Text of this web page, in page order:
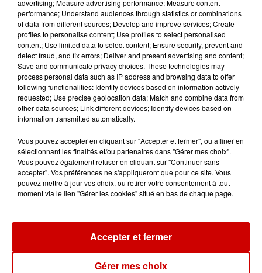
Le Duel - Gagnez vos entrées
pour le parc animalier de votre
choix !
Destination Vacances - Gagnez
votre séjour en famille au cœur
Kelly Massol, figure
emblématique de
l'entrepreneuriat féminin
advertising; Measure advertising performance; Measure content
performance; Understand audiences through statistics or combinations
of data from different sources; Develop and improve services; Create
profiles to personalise content; Use profiles to select personalised
content; Use limited data to select content; Ensure security, prevent and
detect fraud, and fix errors; Deliver and present advertising and content;
Save and communicate privacy choices. These technologies may
process personal data such as IP address and browsing data to offer
following functionalities: Identify devices based on information actively
requested; Use precise geolocation data; Match and combine data from
other data sources; Link different devices; Identify devices based on
information transmitted automatically.
Vous pouvez accepter en cliquant sur "Accepter et fermer", ou affiner en
sélectionnant les finalités et/ou partenaires dans "Gérer mes choix".
Vous pouvez également refuser en cliquant sur "Continuer sans
accepter". Vos préférences ne s'appliqueront que pour ce site. Vous
pouvez mettre à jour vos choix, ou retirer votre consentement à tout
moment via le lien "Gérer les cookies" situé en bas de chaque page.
Gérer mes choix
Accepter et fermer